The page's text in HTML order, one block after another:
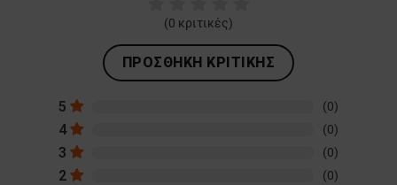
(0 κριτικές)
ΠΡΟΣΘΉΚΗ ΚΡΙΤΙΚΉΣ
5 (0)
4 (0)
3 (0)
2 (0)